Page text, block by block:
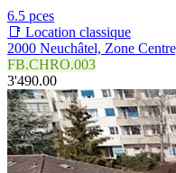
6.5 pces
📑 Location classique
2000 Neuchâtel, Zone
FB.CHRO.003
3'490.00